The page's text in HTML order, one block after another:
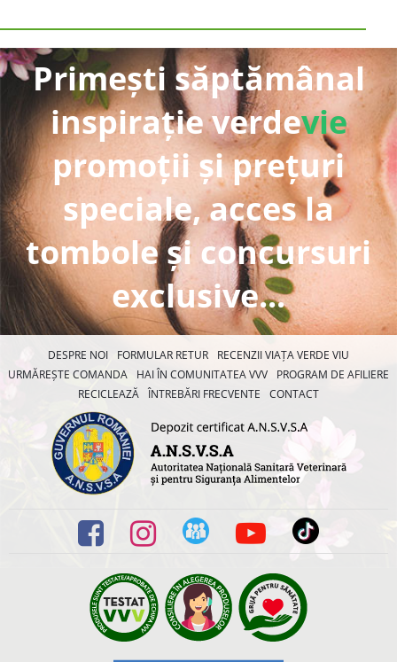
Primești săptămânal
inspirație verdevie
promoții și prețuri
speciale, acces la
tombole și concursuri
exclusive...
DESPRE NOI FORMULAR RETUR
RECENZII VIAȚA VERDE VIU
URMĂREȘTE COMANDA
HAI ÎN COMUNITATEA VVV
PROGRAM DE AFILIERE
RECICLEAZĂ ÎNTREBĂRI FRECVENTE CONTACT